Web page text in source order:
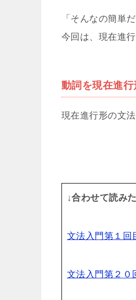
「そんなの簡単
今回は、現在進
動詞を現在進行
現在進行形の文
↓合わせて読み
文法入門第１回
文法入門第２０